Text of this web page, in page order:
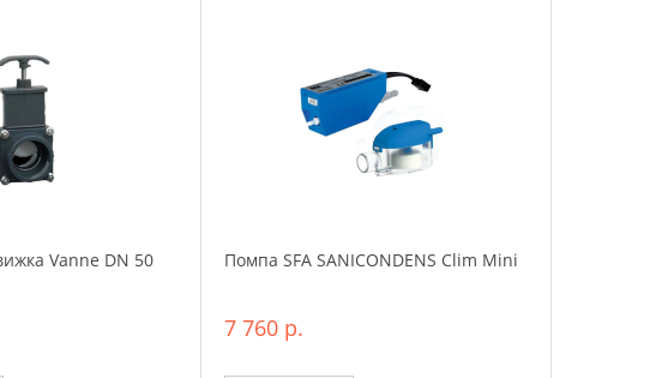
Vanne DN 50 Помпа SFA SANICONDENS Clim Mini
7 760 р.